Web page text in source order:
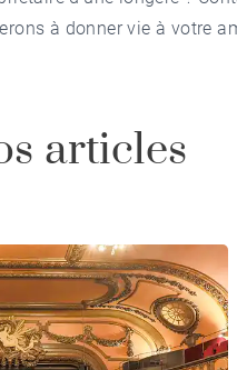
à donner vie à votre
articles